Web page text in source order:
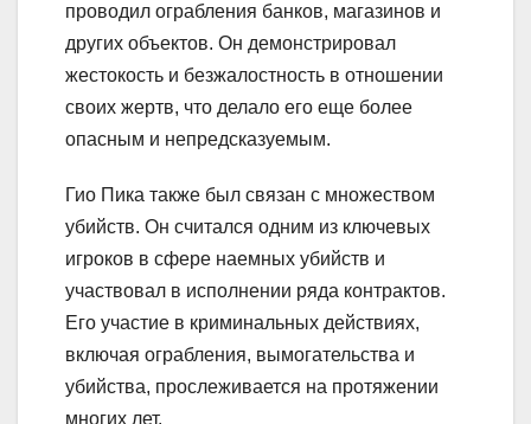
проводил ограбления банков, магазинов и
других объектов. Он демонстрировал
жестокость и безжалостность в отношении
своих жертв, что делало его еще более
опасным и непредсказуемым.
Гио Пика также был связан с множеством
убийств. Он считался одним из ключевых
игроков в сфере наемных убийств и
участвовал в исполнении ряда контрактов.
Его участие в криминальных действиях,
включая ограбления, вымогательства и
убийства, прослеживается на протяжении
многих лет.